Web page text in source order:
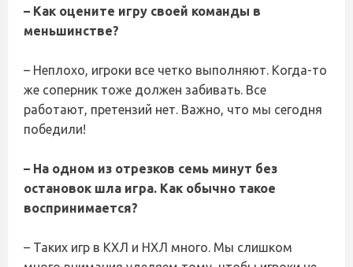
– Как оцените игру своей команды в
меньшинстве?
– Неплохо, игроки все четко выполняют. Когда-то
же соперник тоже должен забивать. Все
работают, претензий нет. Важно, что мы сегодня
победили!
– На одном из отрезков семь минут без
остановок шла игра. Как обычно такое
воспринимается?
– Таких игр в КХЛ и НХЛ много. Мы слишком